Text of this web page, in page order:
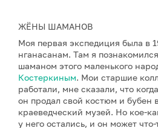
ЖЁНЫ ШАМАНОВ
Моя первая экспедиция была в
нганасанам. Там я
шаманом этого маленького
Костеркиным. Мои старшие
работали, мне сказали, что
он продал свой костюм и бубен
краеведческий музей. Но кое-
у него остались, и он может что-